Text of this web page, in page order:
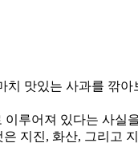
맛있는 사과를 깎
루어져 있다는 사실
은 지진, 화산, 그리고